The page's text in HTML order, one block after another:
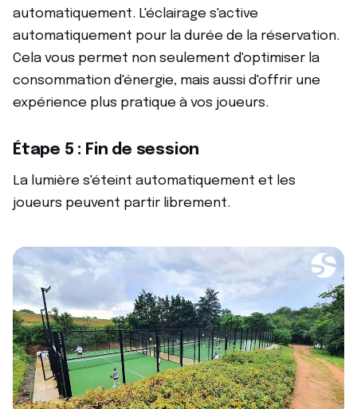
automatiquement. L'éclairage s'active
automatiquement pour la durée de la réservation.
Cela vous permet non seulement d'optimiser la
consommation d'énergie, mais aussi d'offrir une
expérience plus pratique à vos joueurs.
Étape 5 : Fin de session
La lumière s'éteint automatiquement et les
joueurs peuvent partir librement.